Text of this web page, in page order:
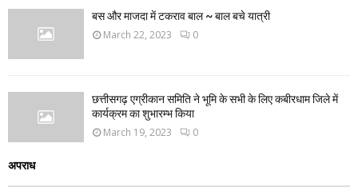
बस और माजदा में टकराव बाल ~ बाल बचे यात्री
March 22, 2023 0
छत्तीसगढ़ एग्रीकान समिति ने भूमि के सभी के लिए कबीरधाम जिले में
कार्यक्रम का शुभारम्भ किया
March 19, 2023 0
अपराध